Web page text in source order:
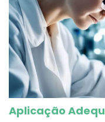
Aplicação